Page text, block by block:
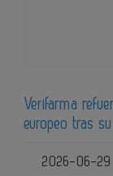
Verifarma
europeo tras
2026-06-29